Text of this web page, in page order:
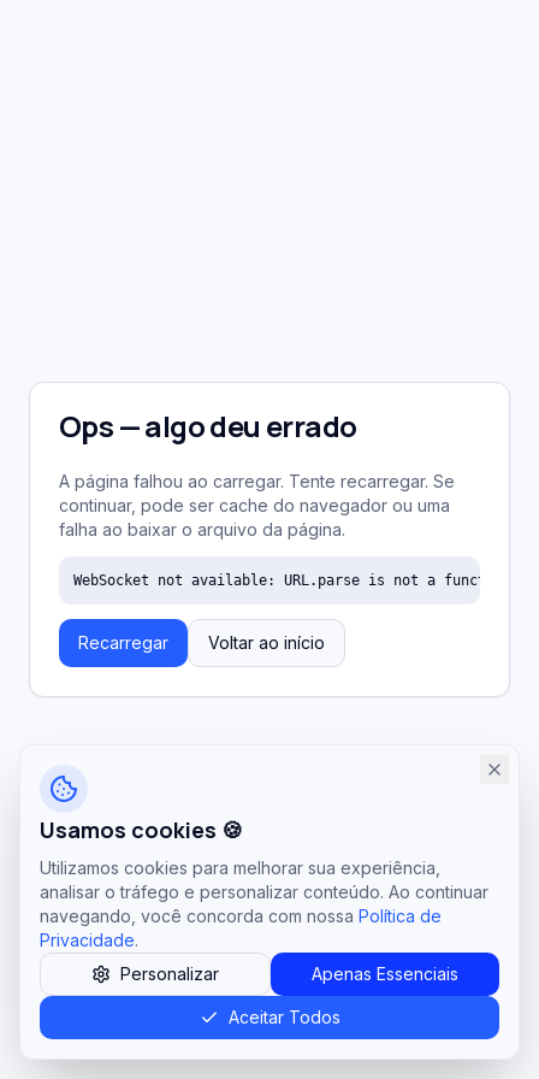
Ops — algo deu errado
A página falhou ao carregar. Tente recarregar. Se
continuar, pode ser cache do navegador ou uma
falha ao baixar o arquivo da página.
WebSocket not available: URL.parse is not a function
Recarregar Voltar ao início
Usamos cookies 🍪
Utilizamos cookies para melhorar sua experiência,
analisar o tráfego e personalizar conteúdo. Ao continuar
navegando, você concorda com nossa Política de
Privacidade.
Personalizar
Apenas Essenciais
Aceitar Todos